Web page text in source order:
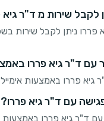
לקבל שירות מ ד"ר גיא
ניתן לקבל שירות
עם ד"ר גיא פררו
גיא פררו באמצעות
עם ד"ר גיא פררו?